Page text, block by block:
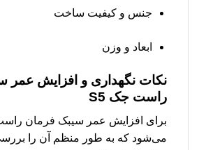
جنس و کیفیت ساخت
ابعاد و وزن
نکات نگهداری و افزایش عمر
راست جک S5
می‌شود که به طور منظم آن را